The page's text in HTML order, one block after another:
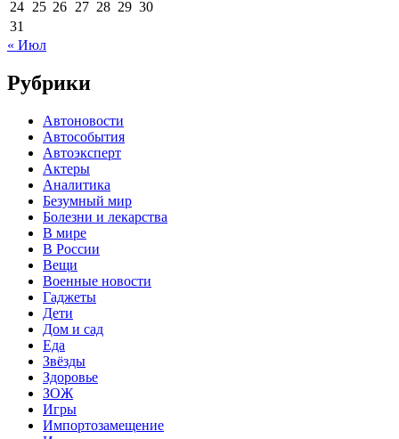
24 25 26 27 28 29 30
31
« Июл
Рубрики
Автоновости
Автособытия
Автоэксперт
Актеры
Аналитика
Безумный мир
Болезни и лекарства
В мире
В России
Вещи
Военные новости
Гаджеты
Дети
Дом и сад
Еда
Звёзды
Здоровье
ЗОЖ
Игры
Импортозамещение